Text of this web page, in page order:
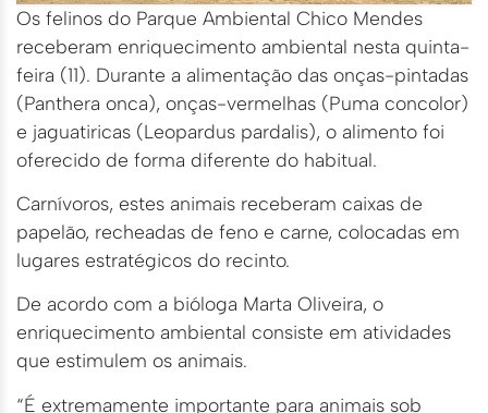
Os felinos do Parque Ambiental Chico Mendes
receberam enriquecimento ambiental nesta quinta-
feira (11). Durante a alimentação das onças-pintadas
(Panthera onca), onças-vermelhas (Puma concolor)
e jaguatiricas (Leopardus pardalis), o alimento foi
oferecido de forma diferente do habitual.
Carnívoros, estes animais receberam caixas de
papelão, recheadas de feno e carne, colocadas em
lugares estratégicos do recinto.
De acordo com a bióloga Marta Oliveira, o
enriquecimento ambiental consiste em atividades
que estimulem os animais.
“É extremamente importante para animais sob